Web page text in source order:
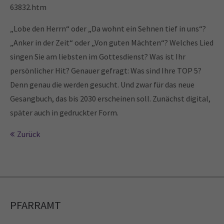
24h/ 365days
We offer support for our customers
Mon - Fri 8:00am - 5:00pm(GMT +1)
Get in touch
+44 1234 567 890
63832.htm
„Lobe den Herrn“ oder „Da wohnt ein Sehnen tief in uns“?
„Anker in der Zeit“ oder „Von guten Mächten“? Welches Lied
singen Sie am liebsten im Gottesdienst? Was ist Ihr
persönlicher Hit? Genauer gefragt: Was sind Ihre TOP 5?
Denn genau die werden gesucht. Und zwar für das neue
Gesangbuch, das bis 2030 erscheinen soll. Zunächst digital,
später auch in gedruckter Form.
Zurück
PFARRAMT